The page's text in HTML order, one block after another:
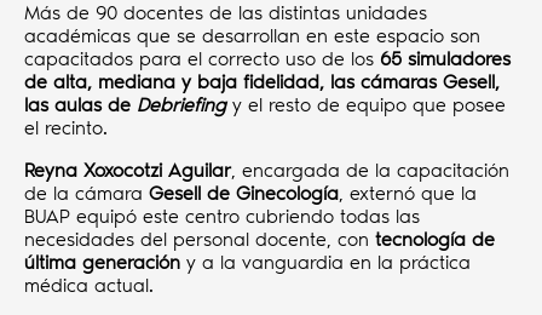
Más de 90 docentes de las distintas unidades
académicas que se desarrollan en este espacio son
capacitados para el correcto uso de los 65 simuladores
de alta, mediana y baja fidelidad, las cámaras Gesell,
las aulas de Debriefing y el resto de equipo que posee
el recinto.
Reyna Xoxocotzi Aguilar, encargada de la capacitación
de la cámara Gesell de Ginecología, externó que la
BUAP equipó este centro cubriendo todas las
necesidades del personal docente, con tecnología de
última generación y a la vanguardia en la práctica
médica actual.